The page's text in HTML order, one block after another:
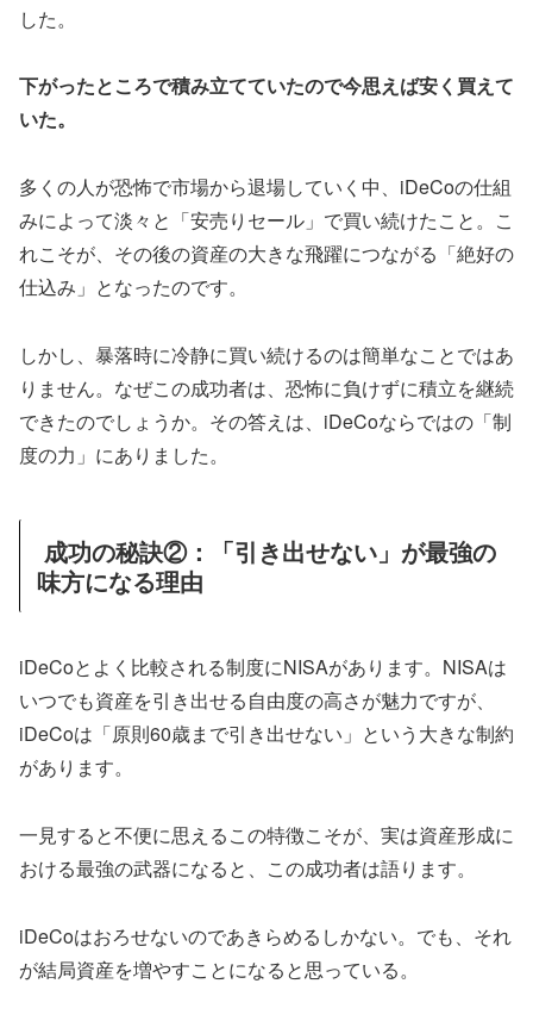
した。
下がったところで積み立てていたので今思えば安く買えて
いた。
多くの人が恐怖で市場から退場していく中、iDeCoの仕組
みによって淡々と「安売りセール」で買い続けたこと。こ
れこそが、その後の資産の大きな飛躍につながる「絶好の
仕込み」となったのです。
しかし、暴落時に冷静に買い続けるのは簡単なことではあ
りません。なぜこの成功者は、恐怖に負けずに積立を継続
できたのでしょうか。その答えは、iDeCoならではの「制
度の力」にありました。
成功の秘訣②：「引き出せない」が最強の
味方になる理由
iDeCoとよく比較される制度にNISAがあります。NISAは
いつでも資産を引き出せる自由度の高さが魅力ですが、
iDeCoは「原則60歳まで引き出せない」という大きな制約
があります。
一見すると不便に思えるこの特徴こそが、実は資産形成に
おける最強の武器になると、この成功者は語ります。
iDeCoはおろせないのであきらめるしかない。でも、それ
が結局資産を増やすことになると思っている。